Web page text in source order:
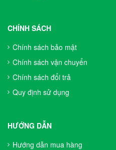
CHÍNH SÁCH
Chính sách bảo mật
Chính sách vận chuyển
Chính sách đổi trả
Quy định sử dụng
HƯỚNG DẪN
Hướng dẫn mua hàng